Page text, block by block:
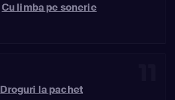
Cu limba pe sonerie
Droguri la pachet